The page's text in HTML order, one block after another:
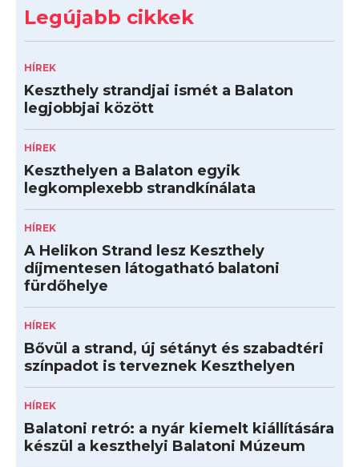
Legújabb cikkek
HÍREK
Keszthely strandjai ismét a Balaton
legjobbjai között
HÍREK
Keszthelyen a Balaton egyik
legkomplexebb strandkínálata
HÍREK
A Helikon Strand lesz Keszthely
díjmentesen látogatható balatoni
fürdőhelye
HÍREK
Bővül a strand, új sétányt és szabadtéri
színpadot is terveznek Keszthelyen
HÍREK
Balatoni retró: a nyár kiemelt kiállítására
készül a keszthelyi Balatoni Múzeum